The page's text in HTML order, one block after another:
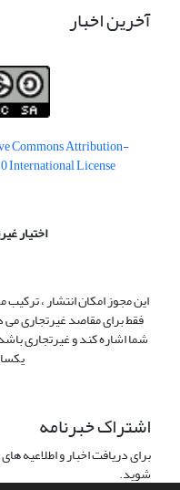
آخرین اخبار
Commons Attribution-
International License
اختیار
این مجوز امکان انتشار ، ترکیب
فقط برای مقاصد غیرتجاری می
شما اشاره کند و غیرتجاری
اشتراک خبرنامه
برای دریافت اخبار و اطلاعیه
شوید.